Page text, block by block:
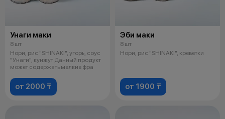
Унаги маки
8 шт
Нори, рис "SHINAKI", угорь, соус
"Унаги", кунжут Данный продукт
может содержать мелкие фра
от 2000 ₸
Эби маки
8 шт
Нори, рис "SHINAKI", креветки
от 1900 ₸